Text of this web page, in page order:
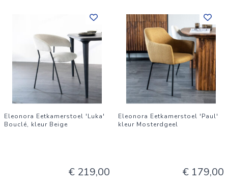
Eleonora Eetkamerstoel 'Luka'
Bouclé, kleur Beige
€ 219,00
Eleonora Eetkamerstoel 'Paul'
kleur Mosterdgeel
€ 179,00